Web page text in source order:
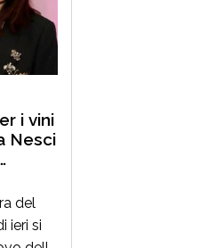
di
[…]
i vini
Nesci
del
ieri si